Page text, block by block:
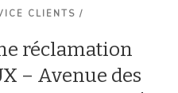
CLIENTS /
réclamation
– Avenue des